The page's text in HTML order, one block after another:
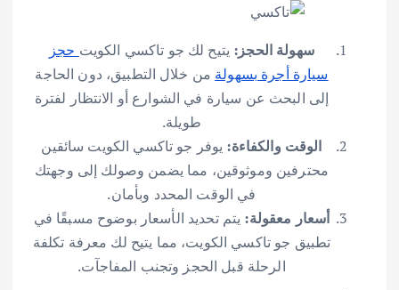
سهولة الحجز: يتيح لك جو تاكسي الكويت حجز
سيارة أجرة بسهولة من خلال التطبيق، دون الحاجة
إلى البحث عن سيارة في الشوارع أو الانتظار لفترة
طويلة.
الوقت والكفاءة: يوفر جو تاكسي الكويت سائقين
محترفين وموثوقين، مما يضمن وصولك إلى وجهتك
في الوقت المحدد وبأمان.
أسعار معقولة: يتم تحديد الأسعار بوضوح مسبقًا في
تطبيق جو تاكسي الكويت، مما يتيح لك معرفة تكلفة
الرحلة قبل الحجز وتجنب المفاجآت.